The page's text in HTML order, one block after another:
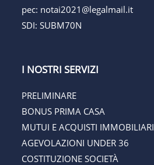
pec: notai2021@legalmail.it
SDI: SUBM70N
I NOSTRI SERVIZI
PRELIMINARE
BONUS PRIMA CASA
MUTUI E ACQUISTI IMMOBILIARI
AGEVOLAZIONI UNDER 36
COSTITUZIONE SOCIETÀ